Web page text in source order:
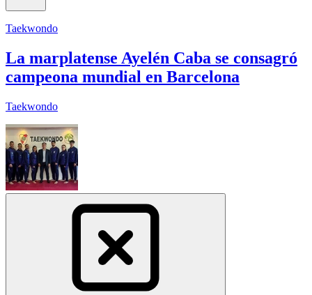
Taekwondo
La marplatense Ayelén Caba se consagró
campeona mundial en Barcelona
Taekwondo